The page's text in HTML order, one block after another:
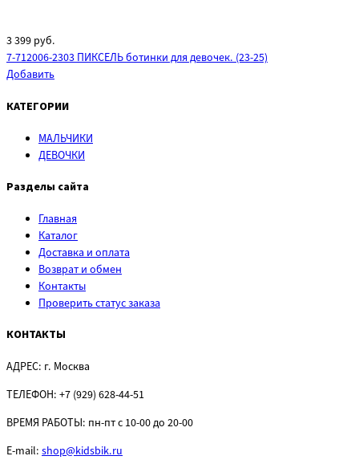
3 399 руб.
7-712006-2303 ПИКСЕЛЬ ботинки для девочек. (23-25)
Добавить
КАТЕГОРИИ
МАЛЬЧИКИ
ДЕВОЧКИ
Разделы сайта
Главная
Каталог
Доставка и оплата
Возврат и обмен
Контакты
Проверить статус заказа
КОНТАКТЫ
АДРЕС: г. Москва
ТЕЛЕФОН: +7 (929) 628-44-51
ВРЕМЯ РАБОТЫ: пн-пт с 10-00 до 20-00
E-mail: shop@kidsbik.ru